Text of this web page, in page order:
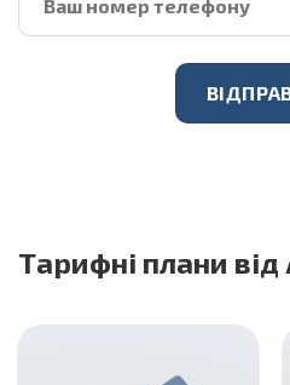
Тарифні плани